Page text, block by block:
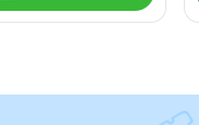
apenas;